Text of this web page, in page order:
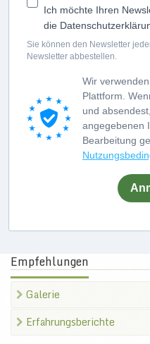
Ich möchte Ihren
die
Sie können den Newsletter
Newsletter abbestellen.
Wir
Plattform.
und
angegebenen
Bearbeitung
Empfehlungen
Galerie
Erfahrungsberichte